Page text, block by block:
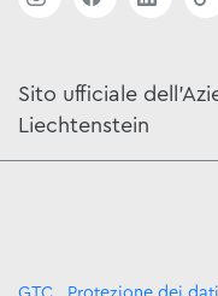
Sito ufficiale
Liechtenstein